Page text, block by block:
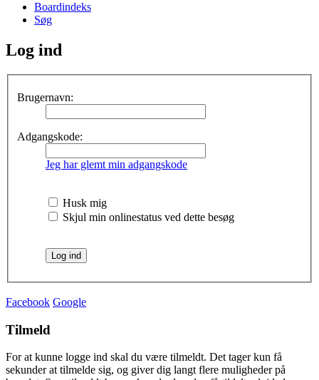
Boardindeks
Søg
Log ind
Brugernavn:
Adgangskode:
Jeg har glemt min adgangskode
Husk mig
Skjul min onlinestatus ved dette besøg
Facebook Google
Tilmeld
For at kunne logge ind skal du være tilmeldt. Det tager kun få
sekunder at tilmelde sig, og giver dig langt flere muligheder på